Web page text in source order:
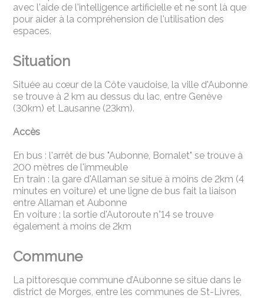
avec l'aide de l'intelligence artificielle et ne sont là que
pour aider à la compréhension de l'utilisation des
espaces.
Situation
Située au cœur de la Côte vaudoise, la ville d'Aubonne
se trouve à 2 km au dessus du lac, entre Genève
(30km) et Lausanne (23km).
Accès
En bus : l'arrêt de bus "Aubonne, Bornalet" se trouve à
200 mètres de l'immeuble
En train : la gare d'Allaman se situe à moins de 2km (4
minutes en voiture) et une ligne de bus fait la liaison
entre Allaman et Aubonne
En voiture : la sortie d'Autoroute n°14 se trouve
également à moins de 2km
Commune
La pittoresque commune d’Aubonne se situe dans le
district de Morges, entre les communes de St-Livres,